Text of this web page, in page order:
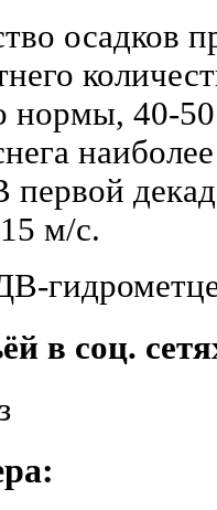
осадков
нормы, 40-
первой
м/с.
в соц.